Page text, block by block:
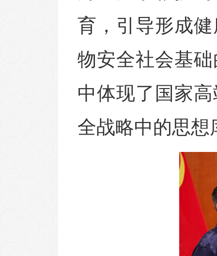
育， 引导形成
物安全社会基
中体现了国家
全战略中的思想